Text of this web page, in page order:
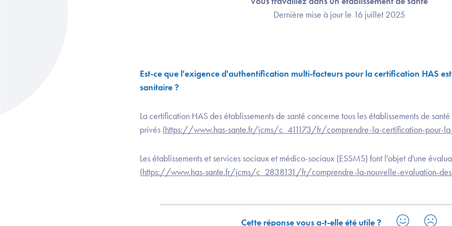
Dernière mise à jour le 16 juillet 2025
Est-ce que l'exigence d'authentification multi-facteurs pour la certification HAS
sanitaire ?
La certification HAS des établissements de santé concerne tous les établissements de
privés (https://www.has-sante.fr/jcms/c_411173/fr/comprendre-la-certification-pour-
Les établissements et services sociaux et médico-sociaux (ESSMS) font l'objet d'une
(https://www.has-sante.fr/jcms/c_2838131/fr/comprendre-la-nouvelle-evaluation-
Cette réponse vous a-t-elle été utile ?